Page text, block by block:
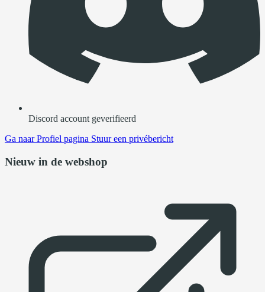
Discord account geverifieerd
Ga naarProfiel pagina Stuur een privébericht
Nieuw in de webshop